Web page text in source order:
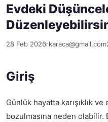
Evdeki
28 Feb 2026rkaraca@gmail.com
Giriş
Günlük hayatta karışıklık
bozulmasına neden